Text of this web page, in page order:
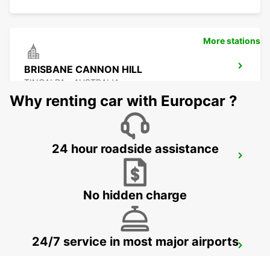
BRISBANE CANNON HILL
TINGALPA - AUSTRALIA
BRISBANE LOGANHOLME
LOGANHOLME - AUSTRALIA
BRISBANE CITY COMMERCIALS
More stations
Why renting car with Europcar ?
24 hour roadside assistance
No hidden charge
24/7 service in most major airports